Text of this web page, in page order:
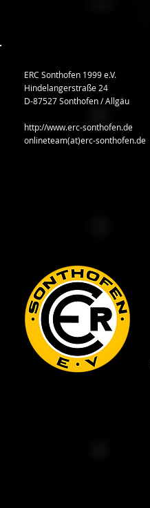
ERC Sonthofen 1999 e.V.
Hindelangerstraße 24
D-87527 Sonthofen / Allgäu
http://www.erc-sonthofen.de
onlineteam(at)erc-sonthofen.de